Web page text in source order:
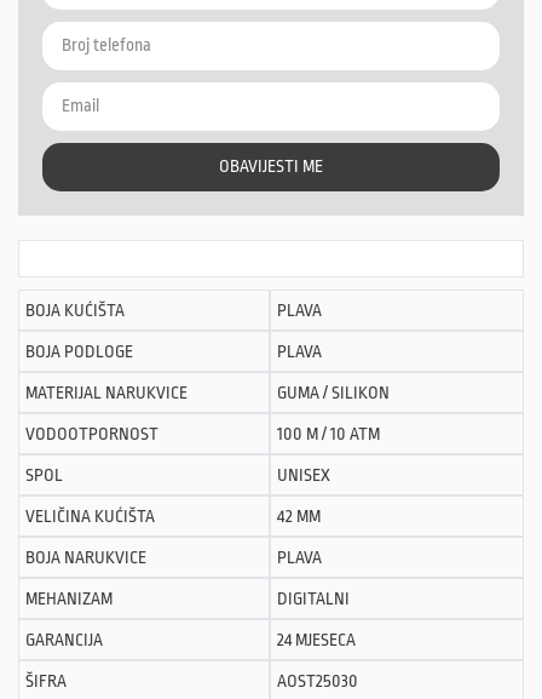
OBAVIJESTI ME
BOJA KUĆIŠTA PLAVA
BOJA PODLOGE PLAVA
MATERIJAL NARUKVICE GUMA / SILIKON
VODOOTPORNOST 100 M / 10 ATM
SPOL UNISEX
VELIČINA KUĆIŠTA 42 MM
BOJA NARUKVICE PLAVA
MEHANIZAM DIGITALNI
GARANCIJA 24 MJESECA
ŠIFRA AOST25030